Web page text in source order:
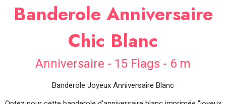
THÈME
DE
SPÉCIALES
Banderole Anniversaire
Chic Blanc
Anniversaire - 15 Flags - 6 m
Banderole Joyeux Anniversaire Blanc